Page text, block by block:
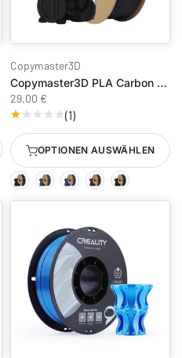
Copymaster3D
Copymaster3D PLA Carbon 1KG / 1,75mm
29,00 €
(1)
OPTIONEN AUSWÄHLEN